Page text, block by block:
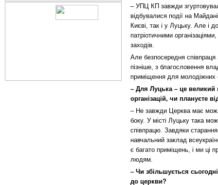
– УПЦ КП завжди
відбувалися події на
Києві, так і у Луцьку. Але і
патріотичними
заходів.
Але безпосередня
пізніше, з благословення
приміщення для молодіжних
– Для Луцька – це великий
організацій, чи плануєте
– Не завжди Церква має
боку. У місті Луцьку така
співпрацю. Завдяки
навчальний заклад
є багато приміщень, і ми ці
людям.
– Чи збільшується
до церкви?